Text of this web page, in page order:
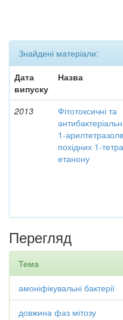
Знайдені матеріали:
Дата
випуску
Назва
2013
Фітотоксичні та
1-
похідних 1-
етанону
Перегляд
Тема
амоніфікувальні бактерії
довжина фаз мітозу